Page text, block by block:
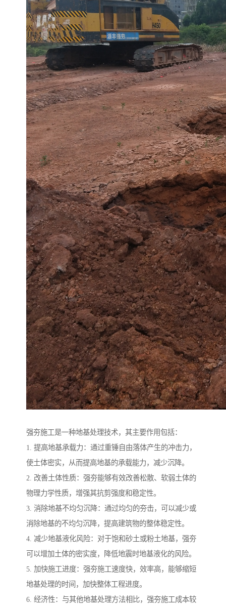
强夯施工是一种地基处理技术，其主要作用包括：
1. 提高地基承载力：通过重锤自由落体产生的冲击力，
使土体密实，从而提高地基的承载能力，减少沉降。
2. 改善土体性质：强夯能够有效改善松散、软弱土体的
物理力学性质，增强其抗剪强度和稳定性。
3. 消除地基不均匀沉降：通过均匀的夯击，可以减少或
消除地基的不均匀沉降，提高建筑物的整体稳定性。
4. 减少地基液化风险：对于饱和砂土或粉土地基，强夯
可以增加土体的密实度，降低地震时地基液化的风险。
5. 加快施工进度：强夯施工速度快，效率高，能够缩短
地基处理的时间，加快整体工程进度。
6. 经济性：与其他地基处理方法相比，强夯施工成本较